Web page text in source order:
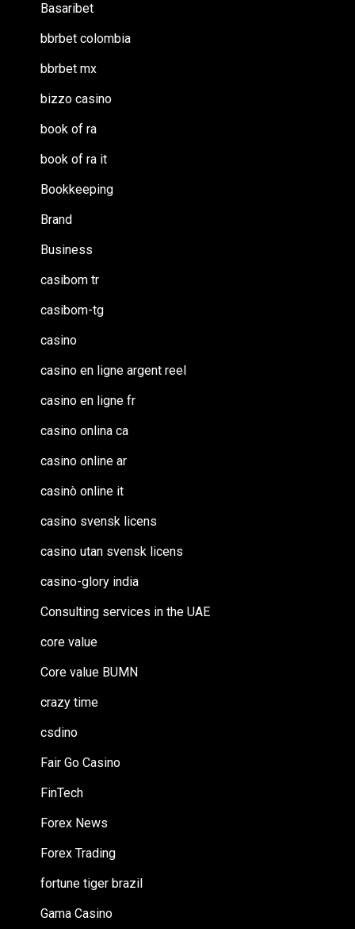
Basaribet
bbrbet colombia
bbrbet mx
bizzo casino
book of ra
book of ra it
Bookkeeping
Brand
Business
casibom tr
casibom-tg
casino
casino en ligne argent reel
casino en ligne fr
casino onlina ca
casino online ar
casinò online it
casino svensk licens
casino utan svensk licens
casino-glory india
Consulting services in the UAE
core value
Core value BUMN
crazy time
csdino
Fair Go Casino
FinTech
Forex News
Forex Trading
fortune tiger brazil
Gama Casino